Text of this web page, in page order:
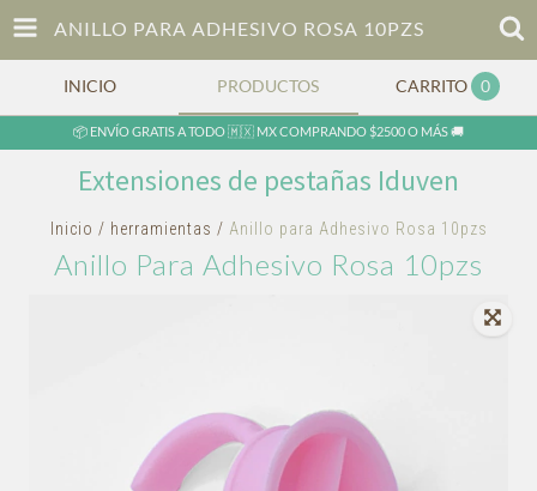
ANILLO PARA ADHESIVO ROSA 10PZS
INICIO PRODUCTOS CARRITO 0
📦 ENVÍO GRATIS A TODO 🇲🇽 MX COMPRANDO $2500 O MÁS 🚚
Extensiones de pestañas Iduven
Inicio / herramientas / Anillo para Adhesivo Rosa 10pzs
Anillo Para Adhesivo Rosa 10pzs